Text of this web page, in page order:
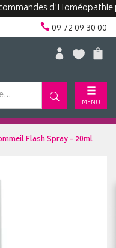
d'Homéopathie
09 72 09 30 00
MENU
Flash Spray - 20ml